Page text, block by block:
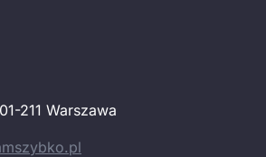
211 Warszawa